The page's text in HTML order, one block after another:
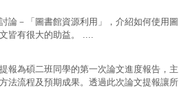
論－「圖書館資源利用」，介紹如何使用圖
皆有很大的助益。 ....
報為碩二班同學的第一次論文進度報告，主
法流程及預期成果。透過此次論文提報讓所